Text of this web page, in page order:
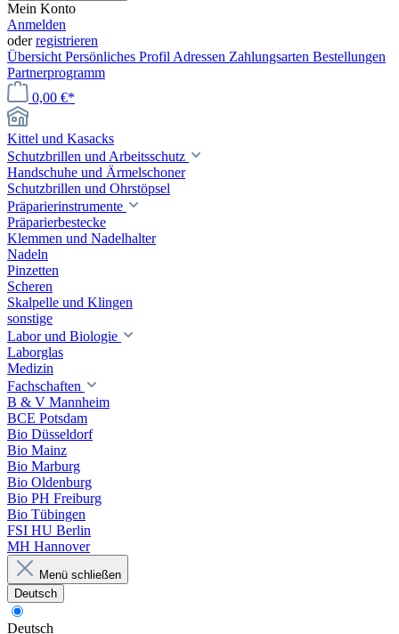
Mein Konto
Anmelden
oderregistrieren
Übersicht Persönliches Profil Adressen Zahlungsarten Bestellungen
Partnerprogramm
0,00 €*
Kittel und Kasacks
Schutzbrillen und Arbeitsschutz
Handschuhe und Ärmelschoner
Schutzbrillen und Ohrstöpsel
Präparierinstrumente
Präparierbestecke
Klemmen und Nadelhalter
Nadeln
Pinzetten
Scheren
Skalpelle und Klingen
sonstige
Labor und Biologie
Laborglas
Medizin
Fachschaften
B & V Mannheim
BCE Potsdam
Bio Düsseldorf
Bio Mainz
Bio Marburg
Bio Oldenburg
Bio PH Freiburg
Bio Tübingen
FSI HU Berlin
MH Hannover
Menü schließen
Deutsch
Deutsch